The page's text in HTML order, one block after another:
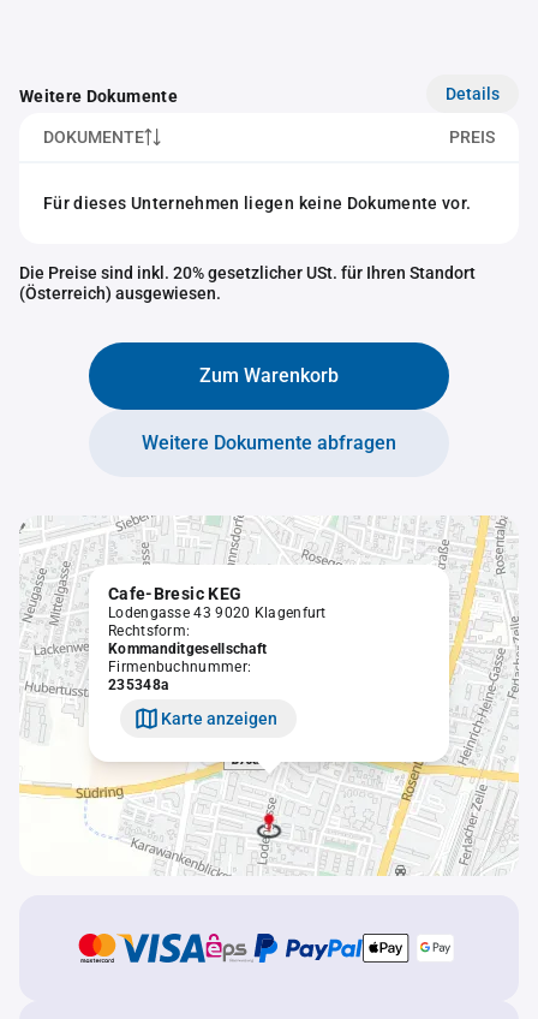
Weitere Dokumente Details
DOKUMENTE PREIS
Für dieses Unternehmen liegen keine Dokumente vor.
Die Preise sind inkl. 20% gesetzlicher USt. für Ihren Standort
(Österreich) ausgewiesen.
Zum Warenkorb
Weitere Dokumente abfragen
Cafe-Bresic KEG
Lodengasse 43 9020 Klagenfurt
Rechtsform:
Kommanditgesellschaft
Firmenbuchnummer:
235348a
Karte anzeigen